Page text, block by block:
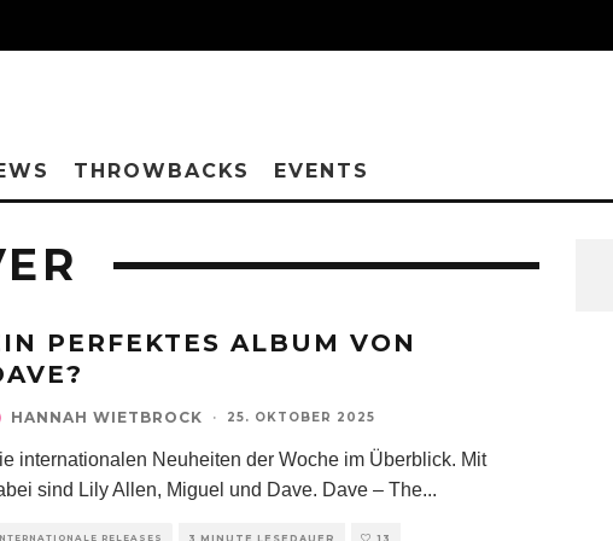
THROWBACKS EVENTS
PERFEKTES ALBUM VON
HANNAH WIETBROCK · 25. OKTOBER 2025
internationalen Neuheiten der Woche im Überblick. Mit
sind Lily Allen, Miguel und Dave. Dave – The...
RELEASES 3 MINUTE LESEDAUER 13